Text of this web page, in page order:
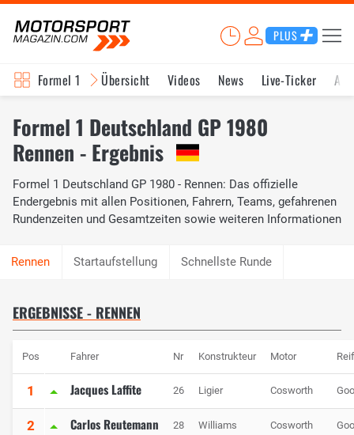
PLUS
Formel 1 Übersicht Videos News Live-Ticker
Formel 1 Deutschland GP 1980
Rennen - Ergebnis
Formel 1 Deutschland GP 1980 - Rennen: Das offizielle
Endergebnis mit allen Positionen, Fahrern, Teams, gefahrenen
Rundenzeiten und Gesamtzeiten sowie weiteren Informationen
Startaufstellung Schnellste Runde
ERGEBNISSE - RENNEN
Pos Fahrer Nr Konstrukteur Motor
1 Jacques Laffite 26 Ligier Cosworth
2 Carlos Reutemann 28 Williams Cosworth